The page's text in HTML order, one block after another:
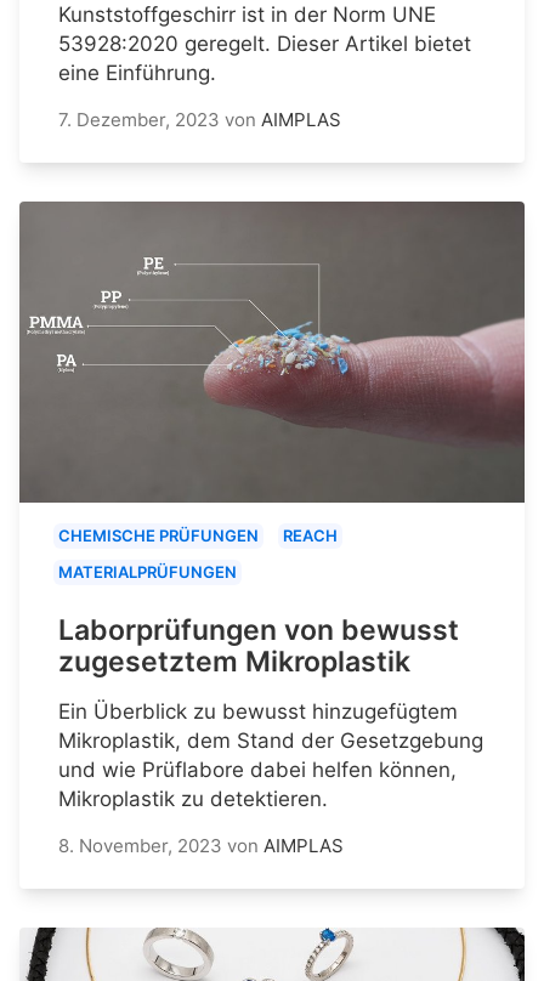
Kunststoffgeschirr ist in der Norm UNE
53928:2020 geregelt. Dieser Artikel bietet
eine Einführung.
7. Dezember, 2023 von AIMPLAS
CHEMISCHE PRÜFUNGEN
REACH
MATERIALPRÜFUNGEN
Laborprüfungen von bewusst
zugesetztem Mikroplastik
Ein Überblick zu bewusst hinzugefügtem
Mikroplastik, dem Stand der Gesetzgebung
und wie Prüflabore dabei helfen können,
Mikroplastik zu detektieren.
8. November, 2023 von AIMPLAS